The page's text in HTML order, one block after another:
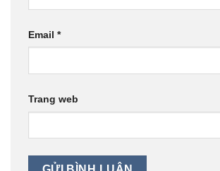
Email *
Trang web